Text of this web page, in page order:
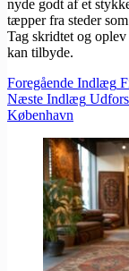
nyde godt af et
tæpper fra steder
Tag skridtet og
kan tilbyde.
Foregående Indlæg
Næste Indlæg
København